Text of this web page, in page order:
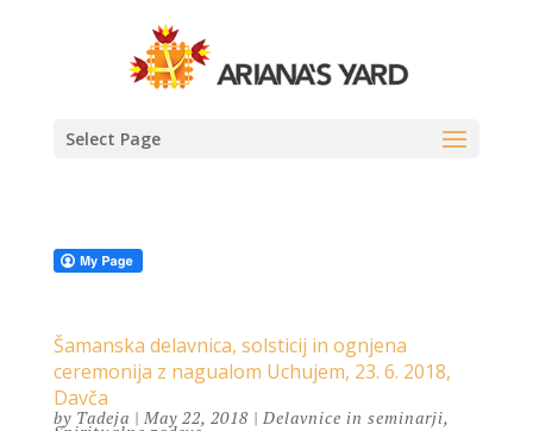
Select Page
Šamanska delavnica, solsticij in ognjena
ceremonija z nagualom Uchujem, 23. 6. 2018,
Davča
by Tadeja | May 22, 2018 | Delavnice in seminarji,